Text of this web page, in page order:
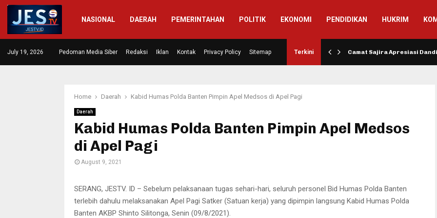
NASIONAL DAERAH PEMERINTAHAN POLITIK EKONOMI PENDIDIKAN HUKRIM
July 19, 2026 Pedoman Media Siber Redaksi Iklan Kontak Privacy Policy Sitemap Terkini
Masrakat di Dua Desa Mengapresiasi Pembangunan Jalan… Camat Sajira Apresiasi
Home Daerah Kabid Humas Polda Banten Pimpin Apel Medsos di Apel Pagi
Daerah
Kabid Humas Polda Banten Pimpin Apel Medsos
di Apel Pagi
August 9, 2021
SERANG, JESTV. ID – Sebelum pelaksanaan tugas sehari-hari, seluruh personel Bid Humas Polda Banten
terlebih dahulu melaksanakan Apel Pagi Satker (Satuan kerja) yang dipimpin langsung Kabid Humas Polda
Banten AKBP Shinto Silitonga, Senin (09/8/2021).